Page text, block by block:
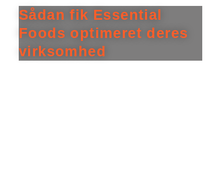
Sådan fik Essential
Foods optimeret deres
virksomhed